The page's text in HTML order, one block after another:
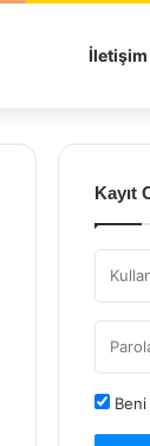
İletişim
Kayıt
Beni